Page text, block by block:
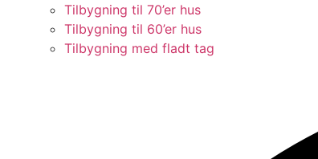
Tilbygning til 70’er hus
Tilbygning til 60’er hus
Tilbygning med fladt tag